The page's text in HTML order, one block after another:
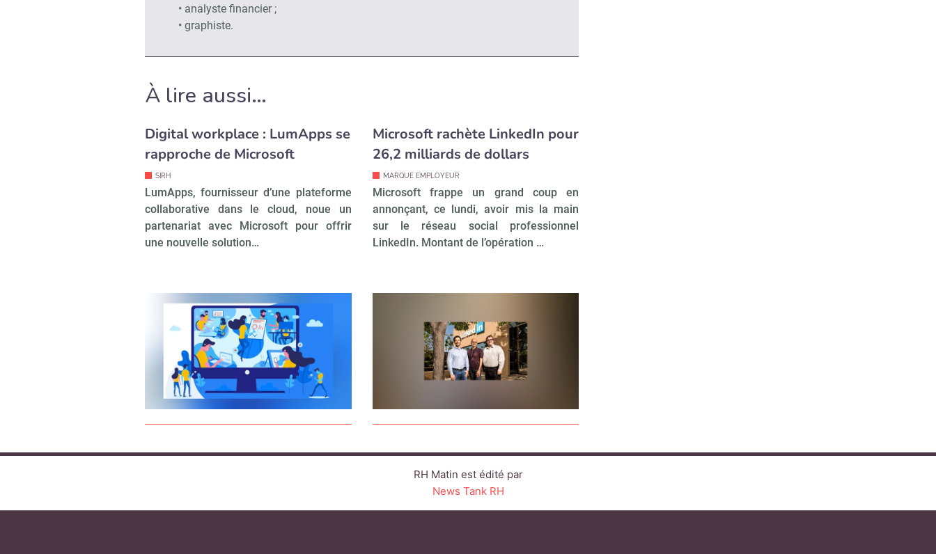
• analyste financier ;
• graphiste.
À lire aussi…
Digital workplace : LumApps se
rapproche de Microsoft
SIRH
LumApps, fournisseur d’une plateforme
collaborative dans le cloud, noue un
partenariat avec Microsoft pour offrir
une nouvelle solution…
Microsoft rachète LinkedIn pour
26,2 milliards de dollars
MARQUE EMPLOYEUR
Microsoft frappe un grand coup en
annonçant, ce lundi, avoir mis la main
sur le réseau social professionnel
LinkedIn. Montant de l’opération …
RH Matin est édité par
News Tank RH